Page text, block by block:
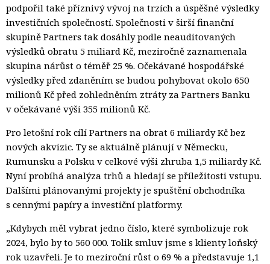
podpořil také příznivý vývoj na trzích a úspěšné výsledky
investičních společností. Společnosti v širší finanční
skupině Partners tak dosáhlypodle neauditovaných
výsledků obratu 5 miliard Kč, meziročně zaznamenala
skupina nárůst o téměř 25 %. Očekávané hospodářské
výsledky před zdaněním se budou pohybovat okolo 650
milionů Kč před zohledněním ztráty za Partners Banku
v očekávané výši 355 milionů Kč.
Pro letošní rok cílí Partners na obrat 6 miliardy Kč bez
nových akvizic. Ty se aktuálně plánují v Německu,
Rumunsku a Polsku v celkové výši zhruba 1,5 miliardy Kč.
Nyní probíhá analýza trhů a hledají se příležitosti vstupu.
Dalšími plánovanými projekty je spuštění obchodníka
s cennými papíry a investiční platformy.
„Kdybych měl vybrat jedno číslo, které symbolizuje rok
2024, bylo by to 560 000. Tolik smluv jsme s klienty loňský
rok uzavřeli. Je to meziroční růst o 69 % a představuje 1,1